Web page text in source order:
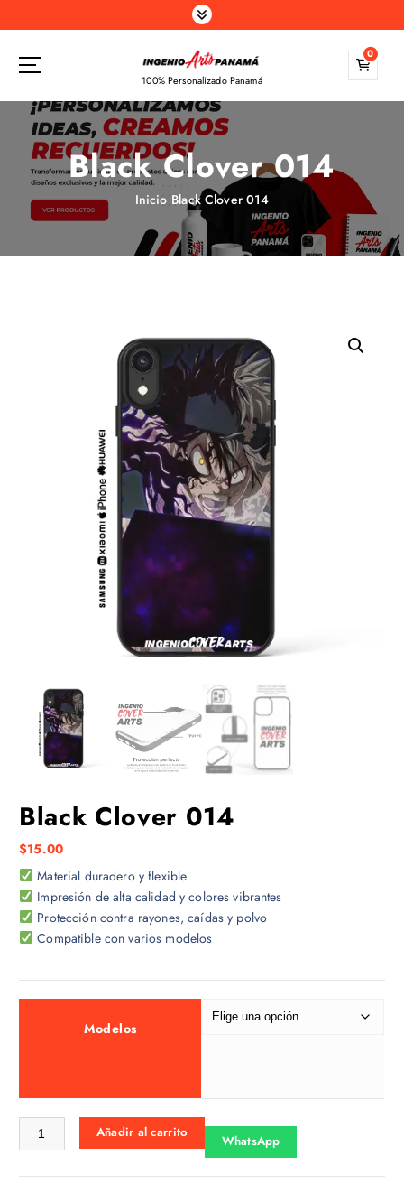
a
e
100% Personalizado Panamá
0
Black Clover 014
Inicio Black Clover 014
Black Clover 014
$15.00
Material duradero y flexible
Impresión de alta calidad y colores vibrantes
Protección contra rayones, caídas y polvo
Compatible con varios modelos
Modelos
Black Clover 014 cantidad
Añadir al carrito
WhatsApp